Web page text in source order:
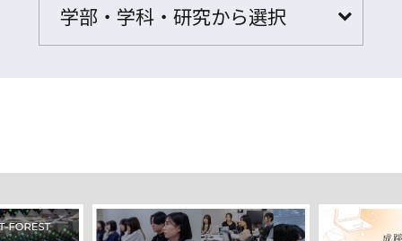
学部・学科・研究から選択